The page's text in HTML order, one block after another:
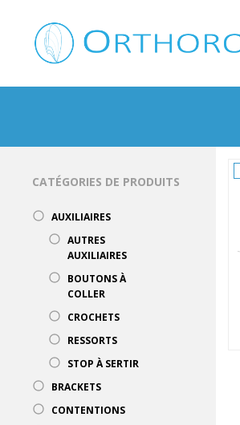
CATÉGORIES DE PRODUITS
AUXILIAIRES
AUTRES
AUXILIAIRES
BOUTONS À
COLLER
CROCHETS
RESSORTS
STOP À SERTIR
BRACKETS
CONTENTIONS